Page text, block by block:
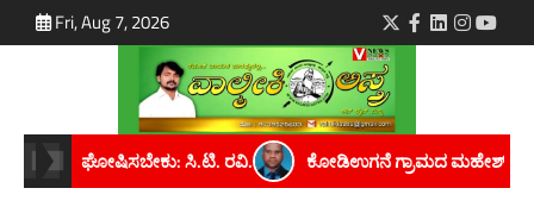
to
Fri, Aug 7, 2026 Twitter
Facebook
LinkedIn
ಕೋಡಿಉಗನೆ ಗ್ರಾಮದ ಮಹೇಶ್ ಕೆ. ಅವರಿಗೆ ಮೈಸೂರು